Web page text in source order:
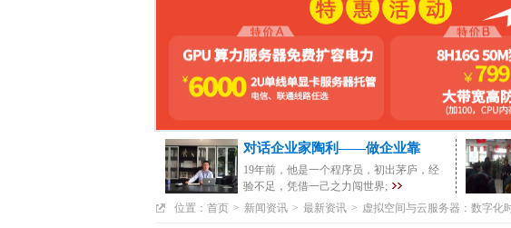
对话企业家陶利——做企业靠
19年前，他是一个程序员，初出茅庐，经
验不足，凭借一己之力闯世界;
位置： 首页 > 新闻资讯 > 最新资讯 > 虚拟空间与云服务器：数字化